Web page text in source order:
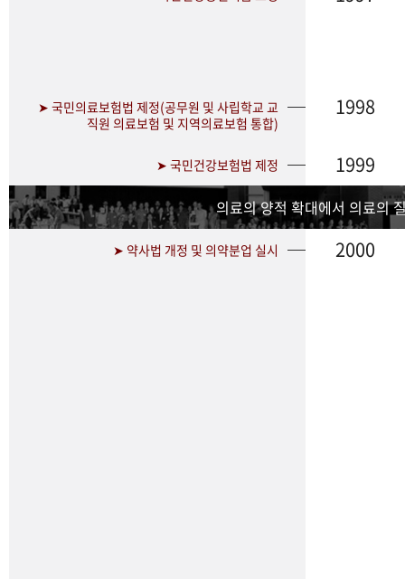
➤ 국민의료보험법 제정(공무원 및 사립학교 교
직원 의료보험 및 지역의료보험 통합)
1998
➤ 국민건강보험법 제정 1999
의료의 양적 확대에서 의료의
➤ 약사법 개정 및 의약분업 실시 2000